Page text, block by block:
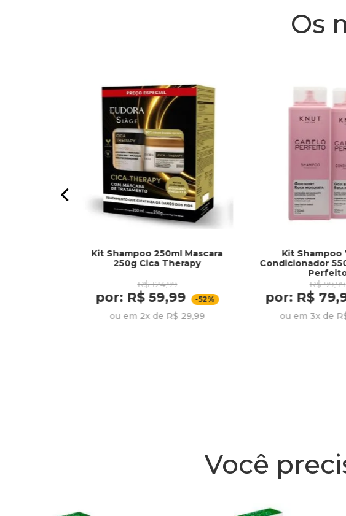
Os
Kit Shampoo 250ml Mascara
250g Cica Therapy
R$ 124,99
por: R$ 59,99 -52%
ou em 2x de R$ 29,99
Kit Shampoo
Condicionador
R$ 99,99
por: R$
ou em 3x de
Você